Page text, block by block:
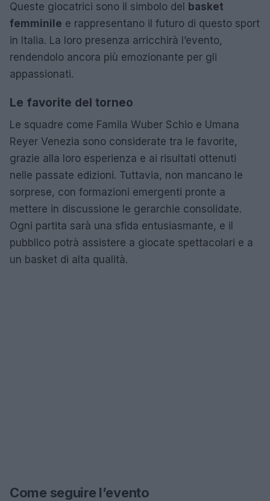
Queste giocatrici sono il simbolo del basket
femminile e rappresentano il futuro di questo sport
in Italia. La loro presenza arricchirà l’evento,
rendendolo ancora più emozionante per gli
appassionati.
Le favorite del torneo
Le squadre come Famila Wuber Schio e Umana
Reyer Venezia sono considerate tra le favorite,
grazie alla loro esperienza e ai risultati ottenuti
nelle passate edizioni. Tuttavia, non mancano le
sorprese, con formazioni emergenti pronte a
mettere in discussione le gerarchie consolidate.
Ogni partita sarà una sfida entusiasmante, e il
pubblico potrà assistere a giocate spettacolari e a
un basket di alta qualità.
Come seguire l’evento